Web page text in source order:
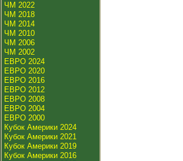
ЧМ 2022
ЧМ 2018
ЧМ 2014
ЧМ 2010
ЧМ 2006
ЧМ 2002
ЕВРО 2024
ЕВРО 2020
ЕВРО 2016
ЕВРО 2012
ЕВРО 2008
ЕВРО 2004
ЕВРО 2000
Кубок Америки 2024
Кубок Америки 2021
Кубок Америки 2019
Кубок Америки 2016